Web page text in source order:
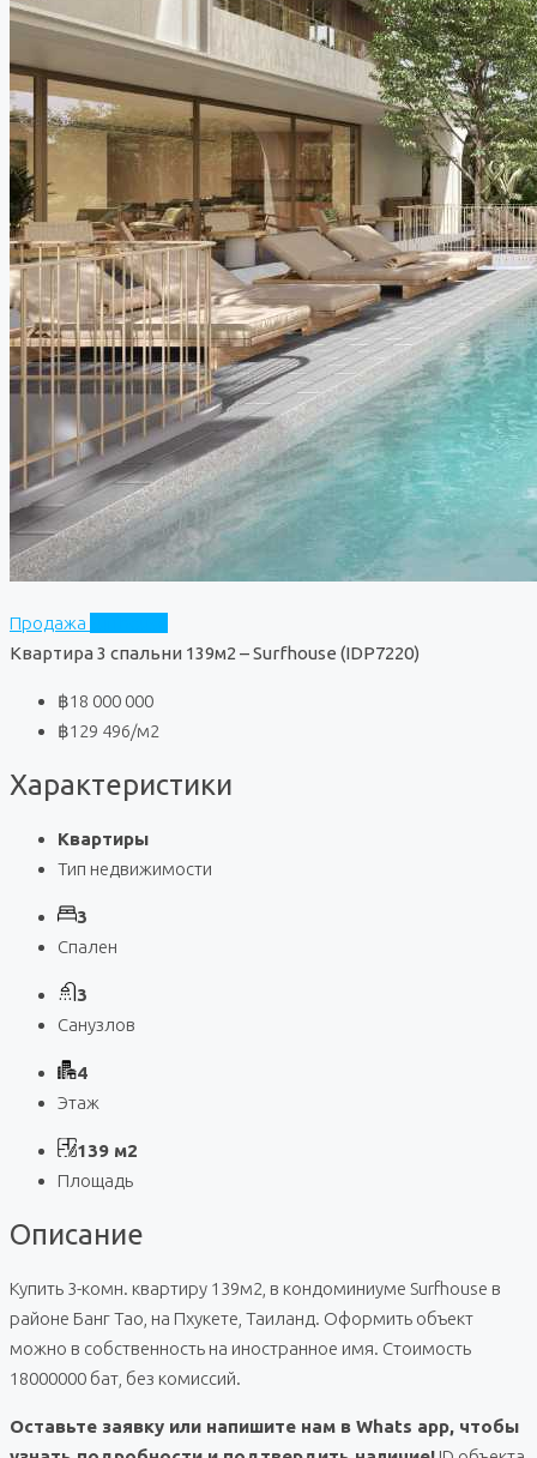
Продажа
Квартира 3 спальни 139м2 – Surfhouse (IDP7220)
฿18 000 000
฿129 496/м2
Характеристики
Квартиры
Тип недвижимости
3
Спален
3
Санузлов
4
Этаж
139 м2
Площадь
Описание
Купить 3-комн. квартиру 139м2, в кондоминиуме Surfhouse в
районе Банг Тао, на Пхукете, Таиланд. Оформить объект
можно в собственность на иностранное имя. Стоимость
18000000 бат, без комиссий.
Оставьте заявку или напишите нам в Whats app, чтобы